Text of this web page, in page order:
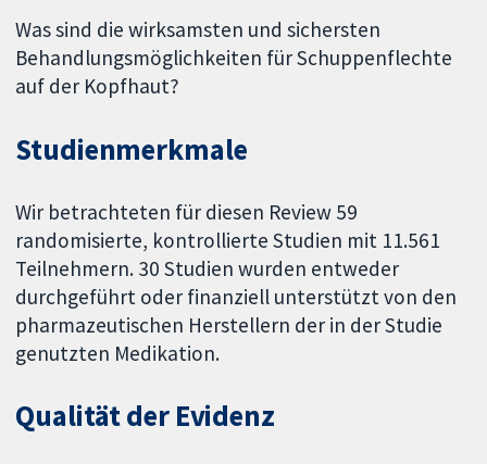
Was sind die wirksamsten und sichersten
Behandlungsmöglichkeiten für Schuppenflechte
auf der Kopfhaut?
Studienmerkmale
Wir betrachteten für diesen Review 59
randomisierte, kontrollierte Studien mit 11.561
Teilnehmern. 30 Studien wurden entweder
durchgeführt oder finanziell unterstützt von den
pharmazeutischen Herstellern der in der Studie
genutzten Medikation.
Qualität der Evidenz